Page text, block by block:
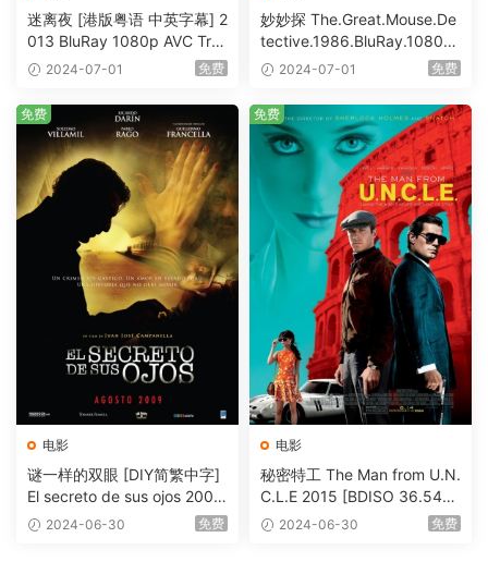
迷离夜 [港版粤语 中英字幕] 2
013 BluRay 1080p AVC Tru
eHD5.1 [BDISO 22.64GB]
2024-07-01 免费
妙妙探 The.Great.Mouse.De
tective.1986.BluRay.1080p.
AVC.DTS-HD.MA.5.1-HDHo
2024-07-01 免费
电影
谜一样的双眼 [DIY简繁中字]
El secreto de sus ojos 2009
1080p Blu-ray AVC DTS-HD
2024-06-30 免费
免费
电影
秘密特工 The Man from U.N.
C.L.E 2015 [BDISO 36.54G
B] 2024-06-30 免费
免费